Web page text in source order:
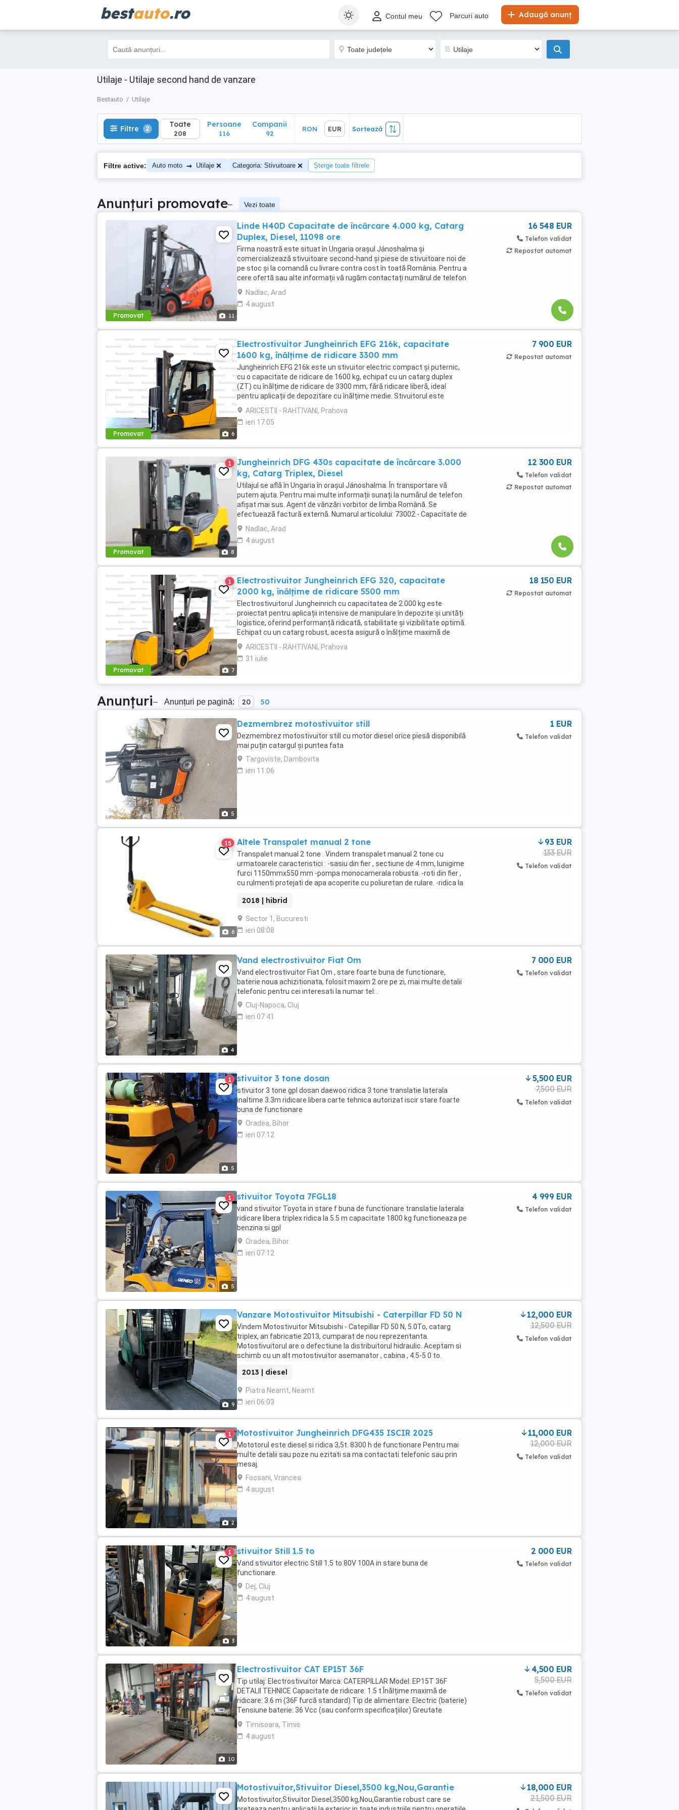
bestauto.ro Adaugă anunț
Contul meu Parcuri auto
Utilaje - Utilaje second hand de vanzare
Bestauto Utilaje
Filtre 2 Toate
208
Sortează
Filtre 2 Toate
208
Persoane
116
Companii
92
RON EUR Sortează
Filtre active: Auto moto → Utilaje Categoria: Stivuitoare Șterge toate filtrele
Anunțuri promovate– Vezi toate
Promovat 11
Linde H40D Capacitate de încărcare 4.000 kg, Catarg
Duplex, Diesel, 11098 ore
Firma noastră este situat în Ungaria orașul Jánoshalma și
comercializează stivuitoare second-hand și piese de stivuitoare noi de
pe stoc și la comandă cu livrare contra cost în toată România. Pentru a
cere ofertă sau alte informații vă rugăm contactați numărul de telefon
afișat mai sus. Agent de vânzări ...
Nadlac, Arad
4 august
16 548 EUR
Telefon validat
Repostat automat
Promovat 6
Electrostivuitor Jungheinrich EFG 216k, capacitate
1600 kg, înălțime de ridicare 3300 mm
Jungheinrich EFG 216k este un stivuitor electric compact și puternic,
cu o capacitate de ridicare de 1600 kg, echipat cu un catarg duplex
(ZT) cu înălțime de ridicare de 3300 mm, fără ridicare liberă, ideal
pentru aplicații de depozitare cu înălțime medie. Stivuitorul este
alimentat de o baterie plumb-acid ...
ARICESTII - RAHTIVANI, Prahova
ieri 17:05
7 900 EUR
Repostat automat
Promovat 8
1
Jungheinrich DFG 430s capacitate de încărcare 3.000
kg, Catarg Triplex, Diesel
Utilajul se află în Ungaria în orașul Jánoshalma. În transportare vă
putem ajuta. Pentru mai multe informații sunați la numărul de telefon
afișat mai sus. Agent de vânzări vorbitor de limba Română. Se
efectuează factură externă. Numarul articolului: 73002 - Capacitate de
încărcare: 3.000 kg - Mod de ...
Nadlac, Arad
4 august
12 300 EUR
Telefon validat
Repostat automat
Promovat 7
1
Electrostivuitor Jungheinrich EFG 320, capacitate
2000 kg, înălțime de ridicare 5500 mm
Electrostivuitorul Jungheinrich cu capacitatea de 2.000 kg este
proiectat pentru aplicații intensive de manipulare în depozite și unități
logistice, oferind performanță ridicată, stabilitate și vizibilitate optimă.
Echipat cu un catarg robust, acesta asigură o înălțime maximă de
ridicare de 5.500 mm, ...
ARICESTII - RAHTIVANI, Prahova
31 iulie
18 150 EUR
Repostat automat
Anunțuri– Anunțuri pe pagină: 20 50
5
Dezmembrez motostivuitor still
Dezmembrez motostivuitor still cu motor diesel orice piesă disponibilă
mai puțin catargul și puntea fata
Targoviste, Dambovita
ieri 11:06
1 EUR
Telefon validat
6
15 Altele Transpalet manual 2 tone
Transpalet manual 2 tone . Vindem transpalet manual 2 tone cu
urmatoarele caracteristici : -sasiu din fier , sectiune de 4 mm, lunigime
furci 1150mmx550 mm -pompa monocamerala robusta. -roti din fier ,
cu rulmenti protejati de apa acoperite cu poliuretan de rulare. -ridica la
2018 | hibrid
Sector 1, Bucuresti
ieri 08:08
93 EUR
133 EUR
Telefon validat
4
Vand electrostivuitor Fiat Om
Vand electrostivuitor Fiat Om , stare foarte buna de functionare,
baterie noua achizitionata, folosit maxim 2 ore pe zi, mai multe detalii
telefonic pentru cei interesati la numar tel: .
Cluj-Napoca, Cluj
ieri 07:41
7 000 EUR
Telefon validat
5
1 stivuitor 3 tone dosan
stivuitor 3 tone gpl dosan daewoo ridica 3 tone translatie laterala
inaltime 3.3m ridicare libera carte tehnica autorizat iscir stare foarte
buna de functionare
Oradea, Bihor
ieri 07:12
5,500 EUR
7,500 EUR
Telefon validat
5
1 stivuitor Toyota 7FGL18
vand stivuitor Toyota in stare f buna de functionare translatie laterala
ridicare libera triplex ridica la 5.5 m capacitate 1800 kg functioneaza pe
benzina si gpl
Oradea, Bihor
ieri 07:12
4 999 EUR
Telefon validat
9
Vanzare Motostivuitor Mitsubishi - Caterpillar FD 50 N
Vindem Motostivuitor Mitsubishi - Catepillar FD 50 N, 5.0To, catarg
triplex, an fabricatie 2013, cumparat de nou reprezentanta.
Motostivuitorul are o defectiune la distribuitorul hidraulic. Aceptam si
schimb cu un alt motostivuitor asemanator , cabina , 4.5-5.0 to.
2013 | diesel
Piatra Neamt, Neamt
ieri 06:03
12,000 EUR
12,500 EUR
Telefon validat
2
1 Motostivuitor Jungheinrich DFG435 ISCIR 2025
Mototorul este diesel si ridica 3,5t. 8300 h de functionare Pentru mai
multe detalii sau poze nu ezitati sa ma contactati telefonic sau prin
mesaj.
Focsani, Vrancea
4 august
11,000 EUR
12,000 EUR
Telefon validat
3
1 stivuitor Still 1.5 to
Vand stivuitor electric Still 1.5 to 80V 100A in stare buna de
functionare.
Dej, Cluj
4 august
2 000 EUR
Telefon validat
10
Electrostivuitor CAT EP15T 36F
Tip utilaj: Electrostivuitor Marca: CATERPILLAR Model: EP15T 36F
DETALII TEHNICE Capacitate de ridicare: 1.5 t Înălțime maximă de
ridicare: 3.6 m (36F furcă standard) Tip de alimentare: Electric (baterie)
Tensiune baterie: 36 Vcc (sau conform specificațiilor) Greutate
proprie: aprox. 2.500 ...
Timisoara, Timis
4 august
4,500 EUR
5,500 EUR
Telefon validat
Motostivuitor,Stivuitor Diesel,3500 kg,Nou,Garantie
Motostivuitor,Stivuitor Diesel,3500 kg,Nou,Garantie robust care se
18,000 EUR
21,500 EUR